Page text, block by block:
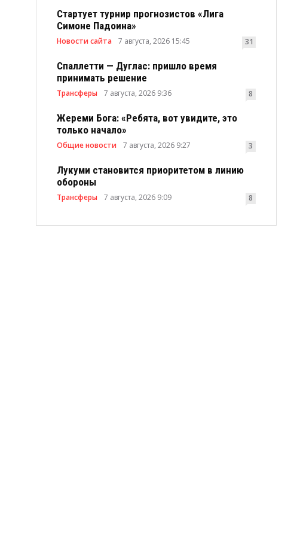
Стартует турнир прогнозистов «Лига
Симоне Падоина»
Новости сайта 7 августа, 2026 15:45 31
Спаллетти — Дуглас: пришло время
принимать решение
Трансферы 7 августа, 2026 9:36 8
Жереми Бога: «Ребята, вот увидите, это
только начало»
Общие новости 7 августа, 2026 9:27 3
Лукуми становится приоритетом в линию
обороны
Трансферы 7 августа, 2026 9:09 8